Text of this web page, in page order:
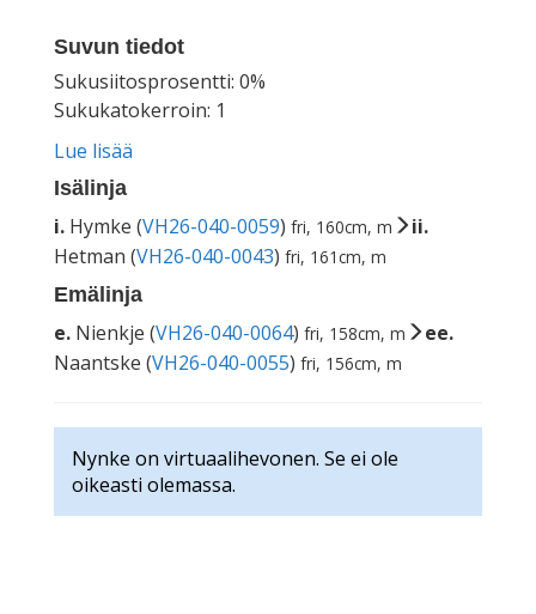
Suvun tiedot
Sukusiitosprosentti: 0%
Sukukatokerroin: 1
Lue lisää
Isälinja
i. Hymke (VH26-040-0059) fri, 160cm, m
ii.
Hetman (VH26-040-0043) fri, 161cm, m
Emälinja
e. Nienkje (VH26-040-0064) fri, 158cm, m
ee.
Naantske (VH26-040-0055) fri, 156cm, m
Nynke on virtuaalihevonen. Se ei ole
oikeasti olemassa.